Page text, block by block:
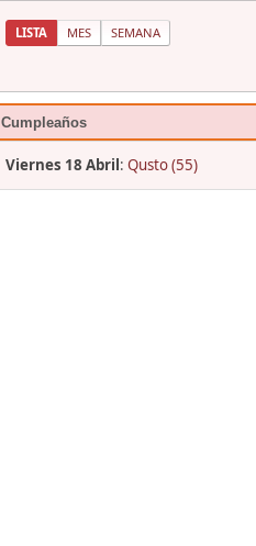
LISTA MES SEMANA
Cumpleaños
Viernes 18 Abril: Qusto (55)